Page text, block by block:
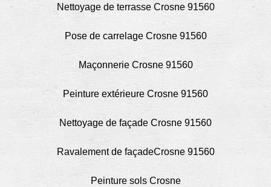
Nettoyage de terrasse Crosne 91560
Pose de carrelage Crosne 91560
Maçonnerie Crosne 91560
Peinture extérieure Crosne 91560
Nettoyage de façade Crosne 91560
Ravalement de façadeCrosne 91560
Peinture sols Crosne